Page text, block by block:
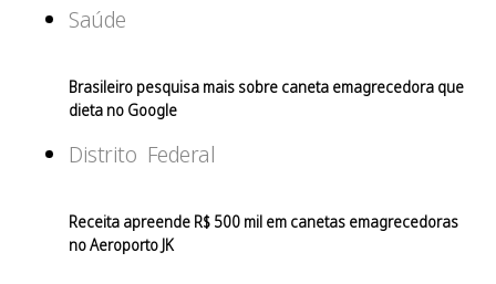
Saúde
Brasileiro pesquisa mais sobre caneta emagrecedora que
dieta no Google
Distrito Federal
Receita apreende R$ 500 mil em canetas emagrecedoras
no Aeroporto JK